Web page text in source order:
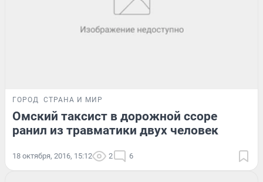
ГОРОД СТРАНА И МИР
Омский таксист в дорожной ссоре
ранил из травматики двух человек
18 октября, 2016, 15:12 2 6